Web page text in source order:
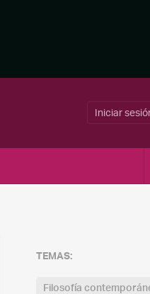
Iniciar
TEMAS:
Filosofía